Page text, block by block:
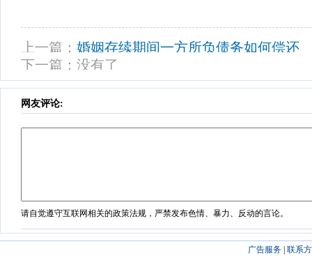
上一篇： 婚姻存续期间一方所负债务如何偿还
下一篇：没有了
网友评论:
请自觉遵守互联网相关的政策法规，严禁发布色情、暴力、反动的言论。
广告服务| 联系